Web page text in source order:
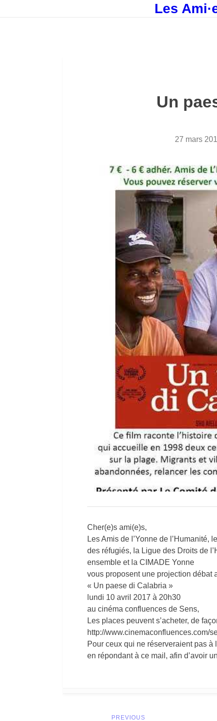
Les
Un
27 mars
Cher(e)s ami(e)s,
Les Amis de l’Yonne de l’Humanité,
des réfugiés, la Ligue des Droits de
ensemble et la CIMADE Yonne
vous proposent une projection débat
« Un paese di Calabria »
lundi 10 avril 2017 à 20h30
au cinéma confluences de Sens,
Les places peuvent s’acheter, de
http://www.cinemaconfluences.com/
Pour ceux qui ne réserveraient pas à
en répondant à ce mail, afin d’avoir
PREVIOUS